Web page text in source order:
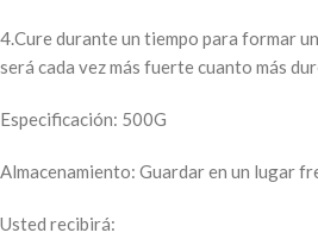
4.Cure durante un tiempo para formar
será cada vez más fuerte cuanto más
Especificación: 500G
Almacenamiento: Guardar en un lugar
Usted recibirá: